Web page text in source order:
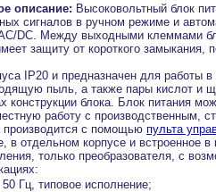
описание: Высоковольтный блок
сигналов в ручном режиме и
DC. Между выходными клеммами
защиту от короткого замыкания,
IP20 и предназначен для работы
пыль, а также пары кислот и
блока. Блок питания
работу с производственным,
производится с помощью пульта
в отдельном корпусе и встроенное
только преобразователя, с
50 Гц, типовое исполнение;